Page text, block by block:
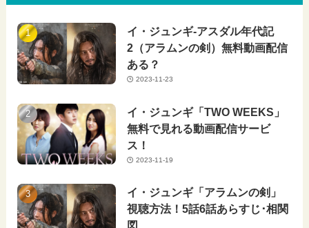
イ・ジュンギ-アスダル年代記
2（アラムンの剣）無料動画配信
ある？
2023-11-23
イ・ジュンギ「TWO WEEKS」
無料で見れる動画配信サービ
ス！
2023-11-19
イ・ジュンギ「アラムンの剣」
視聴方法！5話6話あらすじ･相関
図